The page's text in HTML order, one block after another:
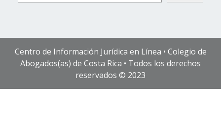
Centro de Información Jurídica en Línea • Colegio de
Abogados(as) de Costa Rica • Todos los derechos
reservados © 2023